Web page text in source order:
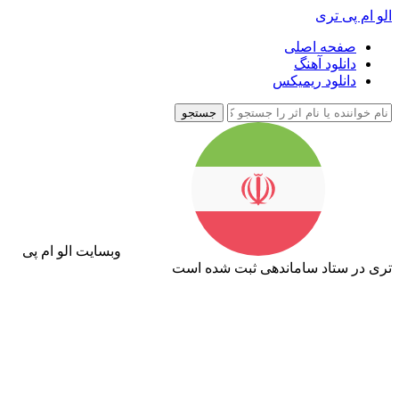
الو ام پی تری
صفحه اصلی
دانلود آهنگ
دانلود ریمیکس
جستجو
وبسایت الو ام پی
تری در ستاد ساماندهی ثبت شده است